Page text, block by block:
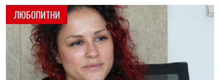
ЛЮБОПИТНИ